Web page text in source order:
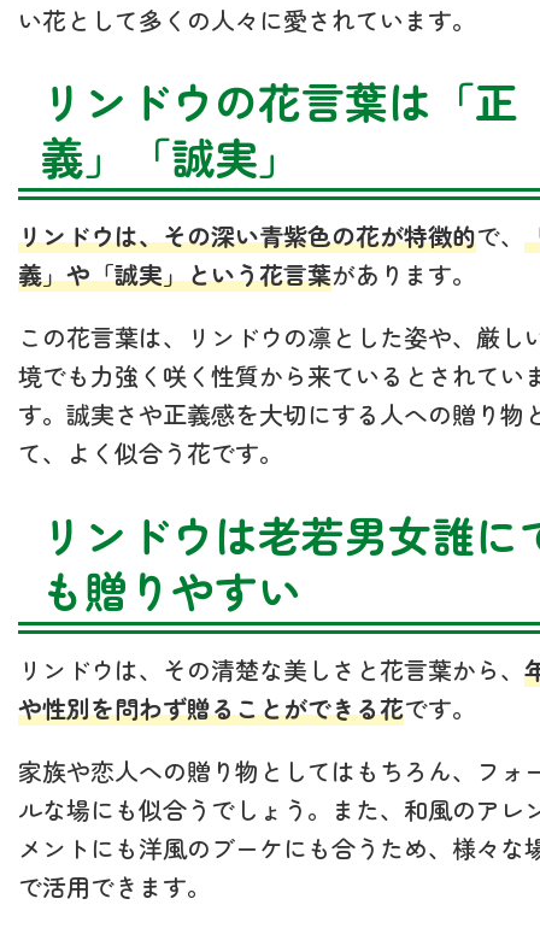
い花として多くの人々に愛されています。
リンドウの花言葉は「正
義」「誠実」
リンドウは、その深い青紫色の花が特徴的で、
義」や「誠実」という花言葉があります。
この花言葉は、リンドウの凛とした姿や、厳し
境でも力強く咲く性質から来ているとされてい
す。誠実さや正義感を大切にする人への贈り物
て、よく似合う花です。
リンドウは老若男女誰に
も贈りやすい
リンドウは、その清楚な美しさと花言葉から、
や性別を問わず贈ることができる花です。
家族や恋人への贈り物としてはもちろん、フォ
ルな場にも似合うでしょう。また、和風のアレ
メントにも洋風のブーケにも合うため、様々な
で活用できます。